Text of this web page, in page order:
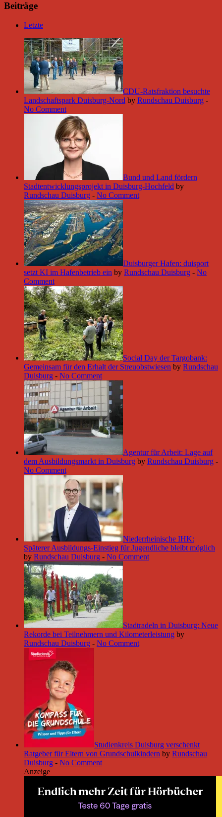
Beiträge
Letzte
CDU-Ratsfraktion besuchte
Landschaftspark Duisburg-Nord by Rundschau Duisburg -
No Comment
Bund und Land fördern
Stadtentwicklungsprojekt in Duisburg-Hochfeld by
Rundschau Duisburg - No Comment
Duisburger Hafen: duisport
setzt KI im Hafenbetrieb ein by Rundschau Duisburg - No
Comment
Social Day der Targobank:
Gemeinsam für den Erhalt der Streuobstwiesen by Rundschau
Duisburg - No Comment
Agentur für Arbeit: Lage auf
dem Ausbildungsmarkt in Duisburg by Rundschau Duisburg -
No Comment
Niederrheinische IHK:
Späterer Ausbildungs-Einstieg für Jugendliche bleibt möglich
by Rundschau Duisburg - No Comment
Stadtradeln in Duisburg: Neue
Rekorde bei Teilnehmern und Kilometerleistung by
Rundschau Duisburg - No Comment
Studienkreis Duisburg verschenkt
Ratgeber für Eltern von Grundschulkindern by Rundschau
Duisburg - No Comment
Anzeige